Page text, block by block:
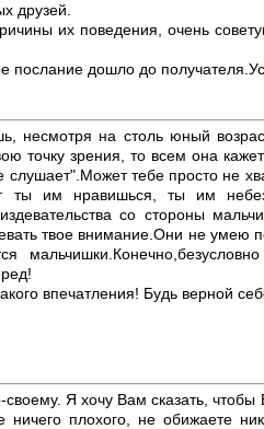
друзей.
их поведения, очень
послание дошло до
несмотря на столь юный
точку зрения, то всем она
тебе просто не
ты им нравишься, ты им
со стороны
твое внимание.Они не умею
впечатления! Будь верной
Я хочу Вам сказать,
плохого, не обижаете